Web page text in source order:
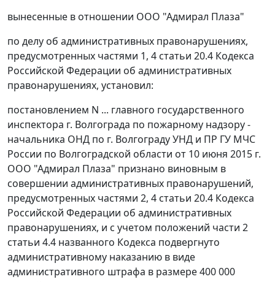
вынесенные в отношении ООО "Адмирал Плаза"
по делу об административных правонарушениях,
предусмотренных частями 1, 4 статьи 20.4 Кодекса
Российской Федерации об административных
правонарушениях, установил:
постановлением N ... главного государственного
инспектора г. Волгограда по пожарному надзору -
начальника ОНД по г. Волгограду УНД и ПР ГУ МЧС
России по Волгоградской области от 10 июня 2015 г.
ООО "Адмирал Плаза" признано виновным в
совершении административных правонарушений,
предусмотренных частями 2, 4 статьи 20.4 Кодекса
Российской Федерации об административных
правонарушениях, и с учетом положений части 2
статьи 4.4 названного Кодекса подвергнуто
административному наказанию в виде
административного штрафа в размере 400 000